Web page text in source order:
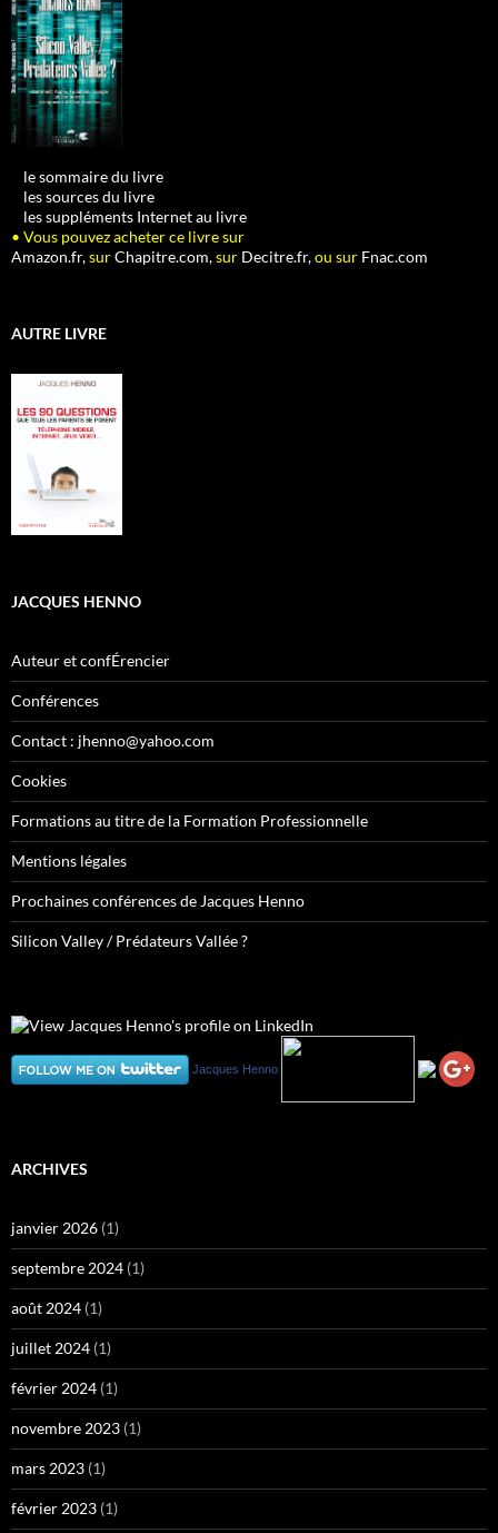
le sommaire du livre
les sources du livre
les suppléments Internet au livre
• Vous pouvez acheter ce livre sur
Amazon.fr,surChapitre.com,sur Decitre.fr,ou sur Fnac.com
AUTRE LIVRE
JACQUES HENNO
Auteur et confÉrencier
Conférences
Contact : jhenno@yahoo.com
Cookies
Formations au titre de la Formation Professionnelle
Mentions légales
Prochaines conférences de Jacques Henno
Silicon Valley / Prédateurs Vallée ?
Jacques Henno
ARCHIVES
janvier 2026 (1)
septembre 2024 (1)
août 2024 (1)
juillet 2024 (1)
février 2024 (1)
novembre 2023 (1)
mars 2023 (1)
février 2023 (1)